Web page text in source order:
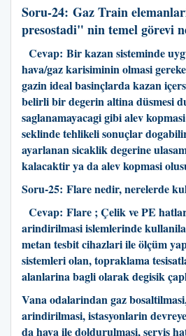
Soru-24: Gaz Train
presostadi" nin temel görevi
Cevap: Bir kazan sisteminde
hava/gaz karisiminin olmasi
gazin ideal basinçlarda kazan
belirli bir degerin altina düsmesi
saglanamayacagi gibi alev
seklinde tehlikeli sonuçlar
ayarlanan sicaklik degerine
kalacaktir ya da alev kopmasi
Soru-25: Flare nedir, nerelerde
Cevap: Flare ; Çelik ve PE
arindirilmasi islemlerinde
metan tesbit cihazlari ile ölçüm
sistemleri olan, topraklama
alanlarina bagli olarak degisik
Vana odalarindan gaz
arindirilmasi, istasyonlarin
da hava ile doldurulmasi, servis